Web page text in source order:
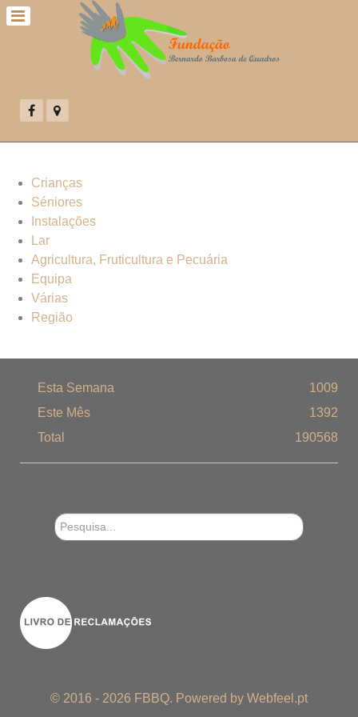
Crianças
Séniores
Instalações
Lar
Agricultura, Fruticultura e Pecuária
Equipa
Várias
Região
Esta Semana
1009
Este Mês
1392
Total
190568
Pesquisa...
© 2016 - 2026 FBBQ. Powered by Webfeel.pt